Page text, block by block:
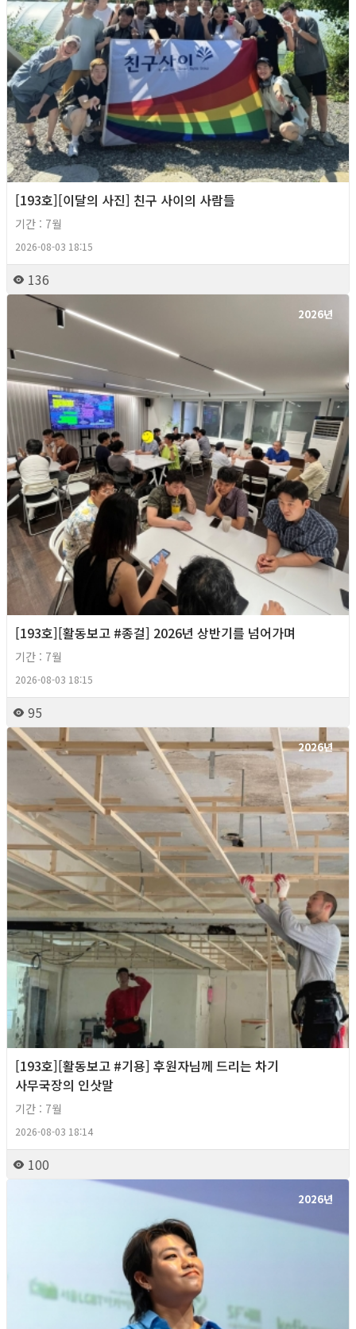
[193호][이달의 사진] 친구 사이의 사람들
기간 : 7월
2026-08-03 18:15
136
2026년
[193호][활동보고 #종걸] 2026년 상반기를 넘어가며
기간 : 7월
2026-08-03 18:15
95
2026년
[193호][활동보고 #기용] 후원자님께 드리는 차기
사무국장의 인삿말
기간 : 7월
2026-08-03 18:14
100
2026년